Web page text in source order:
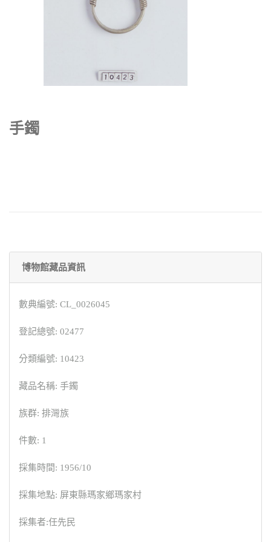
手鐲
博物館藏品資訊
數典編號: CL_0026045
登記總號: 02477
分類編號: 10423
藏品名稱: 手鐲
族群: 排灣族
件數: 1
採集時間: 1956/10
採集地點: 屏東縣瑪家鄉瑪家村
採集者:任先民